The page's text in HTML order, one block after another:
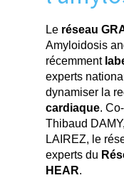
Le réseau
Amyloidosis
récemment
experts
dynamiser la
cardiaque.
Thibaud
LAIREZ, le
experts du
HEAR.